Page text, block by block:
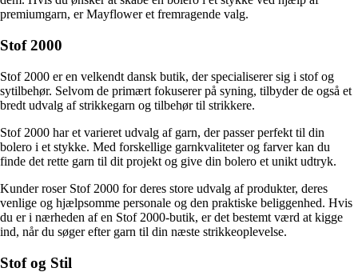
premiumgarn, er Mayflower et fremragende valg.
Stof 2000
Stof 2000 er en velkendt dansk butik, der specialiserer sig i stof og
sytilbehør. Selvom de primært fokuserer på syning, tilbyder de også et
bredt udvalg af strikkegarn og tilbehør til strikkere.
Stof 2000 har et varieret udvalg af garn, der passer perfekt til din
bolero i et stykke. Med forskellige garnkvaliteter og farver kan du
finde det rette garn til dit projekt og give din bolero et unikt udtryk.
Kunder roser Stof 2000 for deres store udvalg af produkter, deres
venlige og hjælpsomme personale og den praktiske beliggenhed. Hvis
du er i nærheden af en Stof 2000-butik, er det bestemt værd at kigge
ind, når du søger efter garn til din næste strikkeoplevelse.
Stof og Stil